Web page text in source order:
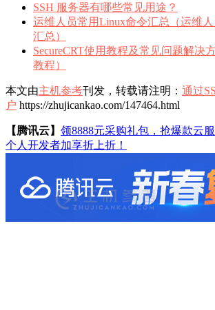
SSH 服务器有哪些常见用途？
运维人员常用Linux命令汇总（运维
汇总）
SecureCRT使用教程及常见问题解决
教程）
本文由主机参考刊发，转载请注明： 通过
户 https://zhujicankao.com/147464.html
【腾讯云】 领8888元采购礼包，抢爆款云
个人开发者加享折上折！